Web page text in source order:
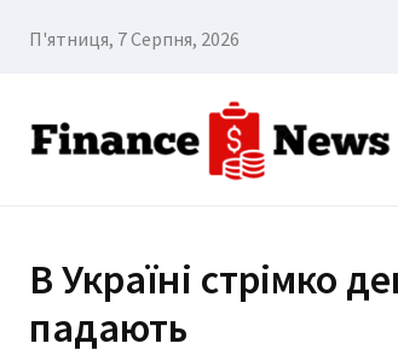
П'ятниця, 7 Серпня, 2026
В Україні стрімко
падають